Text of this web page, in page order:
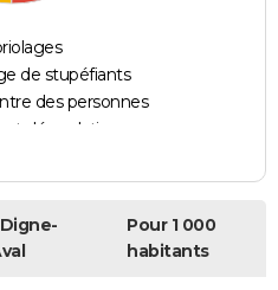
de stupéfiants
des personnes
dégradations
Pour 1 000
habitants